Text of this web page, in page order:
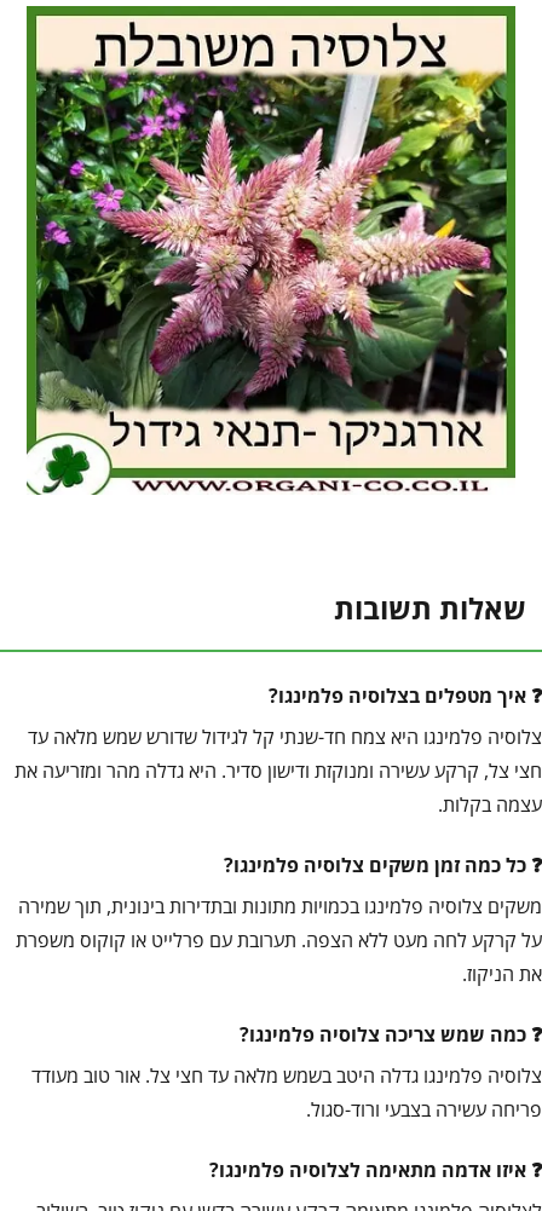
שאלות תשובות
איך מטפלים בצלוסיה פלמינגו?
צלוסיה פלמינגו היא צמח חד-שנתי קל לגידול שדורש שמש מלאה עד
חצי צל, קרקע עשירה ומנוקזת ודישון סדיר. היא גדלה מהר ומזריעה את
עצמה בקלות.
כל כמה זמן משקים צלוסיה פלמינגו?
משקים צלוסיה פלמינגו בכמויות מתונות ובתדירות בינונית, תוך שמירה
על קרקע לחה מעט ללא הצפה. תערובת עם פרלייט או קוקוס משפרת
את הניקוז.
כמה שמש צריכה צלוסיה פלמינגו?
צלוסיה פלמינגו גדלה היטב בשמש מלאה עד חצי צל. אור טוב מעודד
פריחה עשירה בצבעי ורוד-סגול.
איזו אדמה מתאימה לצלוסיה פלמינגו?